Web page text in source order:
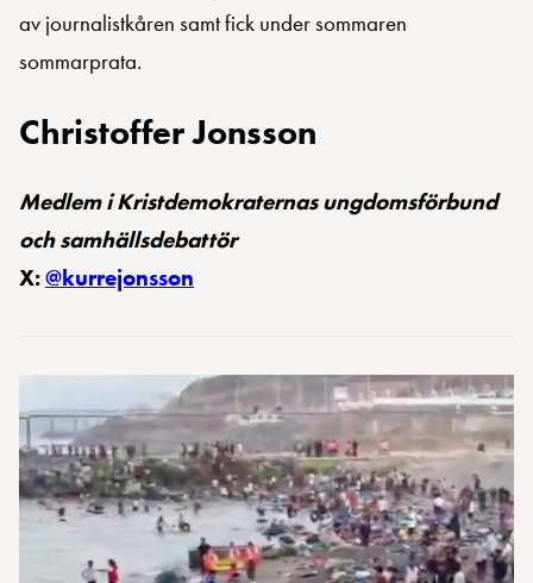
av journalistkåren samt fick under sommaren
sommarprata.
Christoffer Jonsson
Medlem i Kristdemokraternas ungdomsförbund
och samhällsdebattör
X:@kurrejonsson